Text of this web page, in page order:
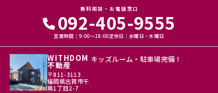
無料相談・お電話窓口
092-405-9555
営業時間：9:00〜18:00定休日：水曜日・木曜日
WITHDOM
不動産
〒811-3113
福岡県古賀市千
鳥1丁目2-7
キッズルーム・駐車場完備！